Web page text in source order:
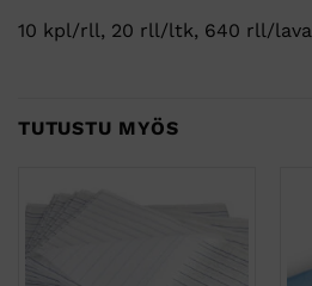
10 kpl/rll, 20 rll/ltk, 640 rll/lava
TUTUSTU MYÖS